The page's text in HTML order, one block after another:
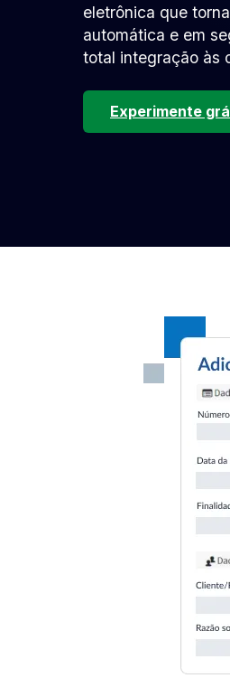
eletrônica que
automática e em
total integração às
Experimente